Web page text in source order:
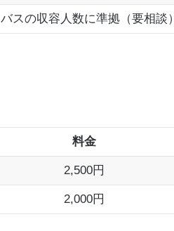
バスの収容人数に準拠（要相談）
料金
2,500円
2,000円